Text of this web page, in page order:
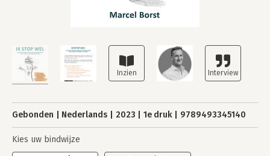
Gebonden Nederlands 2023 1e druk 9789493345140
Kies uw bindwijze